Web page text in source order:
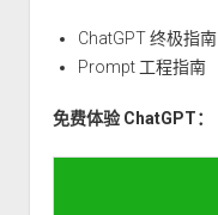
子
操
ChatGPT 终极指南
Prompt 工程指南
免费体验 ChatGPT：